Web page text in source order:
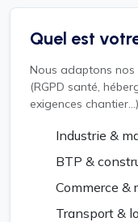
Quel est
Nous adaptons
(RGPD santé,
exigences
Industrie &
BTP &
Commerce &
Transport &